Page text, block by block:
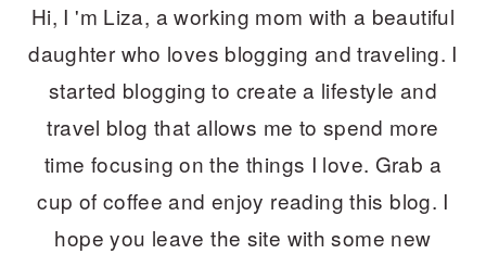
Hi, I 'm Liza, a working mom with a beautiful
daughter who loves blogging and traveling. I
started blogging to create a lifestyle and
travel blog that allows me to spend more
time focusing on the things I love. Grab a
cup of coffee and enjoy reading this blog. I
hope you leave the site with some new